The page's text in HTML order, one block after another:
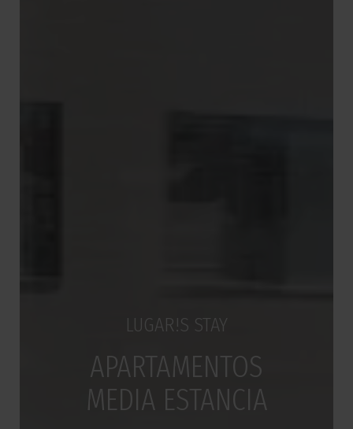
LUGAR!S STAY
APARTAMENTOS
MEDIA ESTANCIA